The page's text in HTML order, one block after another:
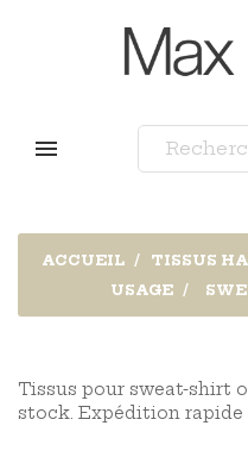
ACCUEIL TISSUS
USAGE
Tissus pour sweat-shirt
stock. Expédition rapide